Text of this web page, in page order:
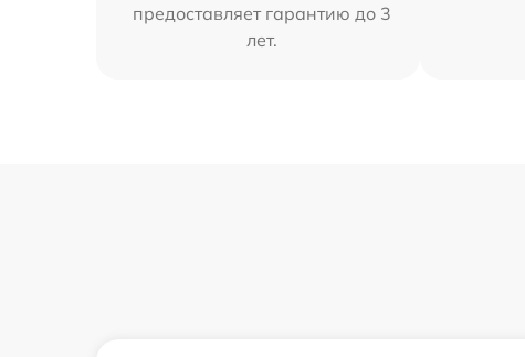
предоставляет гарантию до 3
лет.